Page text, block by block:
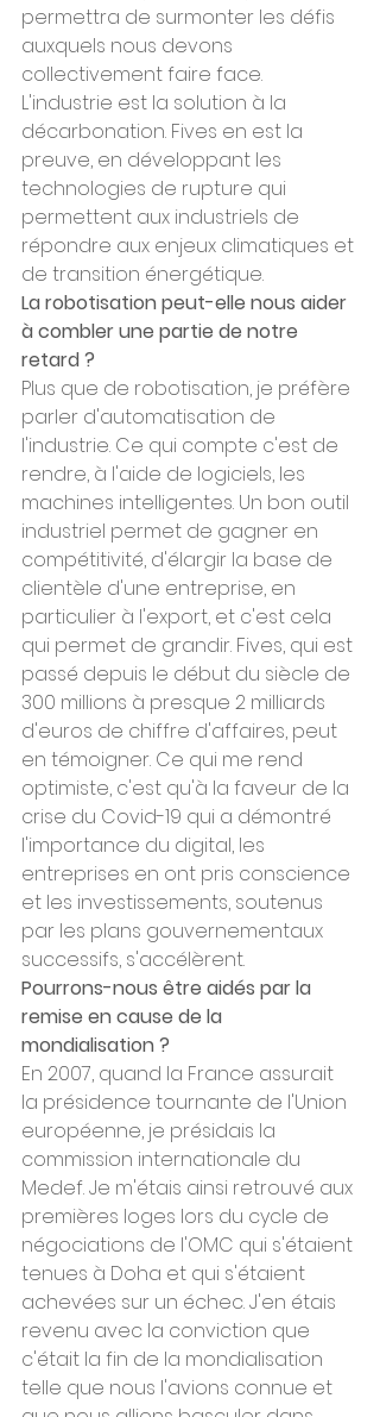
permettra de surmonter les défis
auxquels nous devons
collectivement faire face.
L'industrie est la solution à la
décarbonation. Fives en est la
preuve, en développant les
technologies de rupture qui
permettent aux industriels de
répondre aux enjeux climatiques et
de transition énergétique.
La robotisation peut-elle nous aider
à combler une partie de notre
retard ?
Plus que de robotisation, je préfère
parler d'automatisation de
l'industrie. Ce qui compte c'est de
rendre, à l'aide de logiciels, les
machines intelligentes. Un bon outil
industriel permet de gagner en
compétitivité, d'élargir la base de
clientèle d'une entreprise, en
particulier à l'export, et c'est cela
qui permet de grandir. Fives, qui est
passé depuis le début du siècle de
300 millions à presque 2 milliards
d'euros de chiffre d'affaires, peut
en témoigner. Ce qui me rend
optimiste, c'est qu'à la faveur de la
crise du Covid-19 qui a démontré
l'importance du digital, les
entreprises en ont pris conscience
et les investissements, soutenus
par les plans gouvernementaux
successifs, s'accélèrent.
Pourrons-nous être aidés par la
remise en cause de la
mondialisation ?
En 2007, quand la France assurait
la présidence tournante de l'Union
européenne, je présidais la
commission internationale du
Medef. Je m'étais ainsi retrouvé aux
premières loges lors du cycle de
négociations de l'OMC qui s'étaient
tenues à Doha et qui s'étaient
achevées sur un échec. J'en étais
revenu avec la conviction que
c'était la fin de la mondialisation
telle que nous l'avions connue et